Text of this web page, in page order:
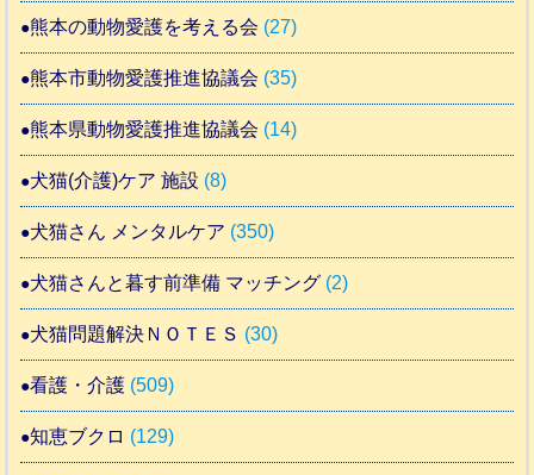
熊本の動物愛護を考える会 (27)
熊本市動物愛護推進協議会 (35)
熊本県動物愛護推進協議会 (14)
犬猫(介護)ケア 施設 (8)
犬猫さん メンタルケア (350)
犬猫さんと暮す前準備 マッチング (2)
犬猫問題解決ＮＯＴＥＳ (30)
看護・介護 (509)
知恵ブクロ (129)